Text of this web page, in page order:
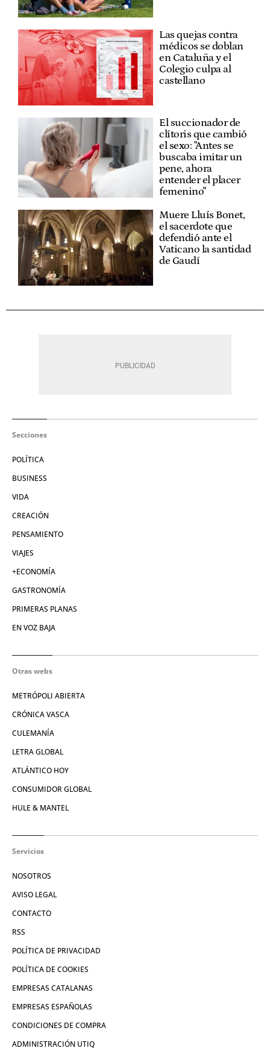
Las quejas contra
médicos se doblan
en Cataluña y el
Colegio culpa al
castellano
El succionador de
clítoris que cambió
el sexo: "Antes se
buscaba imitar un
pene, ahora
entender el placer
femenino"
Muere Lluís Bonet,
el sacerdote que
defendió ante el
Vaticano la santidad
de Gaudí
Secciones
POLÍTICA
BUSINESS
VIDA
CREACIÓN
PENSAMIENTO
VIAJES
+ECONOMÍA
GASTRONOMÍA
PRIMERAS PLANAS
EN VOZ BAJA
Otras webs
METRÓPOLI ABIERTA
CRÓNICA VASCA
CULEMANÍA
LETRA GLOBAL
ATLÁNTICO HOY
CONSUMIDOR GLOBAL
HULE & MANTEL
Servicios
NOSOTROS
AVISO LEGAL
CONTACTO
RSS
POLÍTICA DE PRIVACIDAD
POLÍTICA DE COOKIES
EMPRESAS CATALANAS
EMPRESAS ESPAÑOLAS
CONDICIONES DE COMPRA
ADMINISTRACIÓN UTIQ